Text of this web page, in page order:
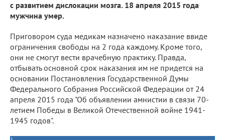
с развитием дислокации мозга. 18 апреля 2015 года
мужчина умер.
Приговором суда медикам назначено наказание ввиде
ограничения свободы на 2 года каждому. Кроме того,
они не смогут вести врачебную практику. Правда,
отбывать основной срок наказания им не придется на
основании Постановления Государственной Думы
Федерального Собрания Российской Федерации от 24
апреля 2015 года "Об объявлении амнистии в связи 70-
летием Победы в Великой Отечественной войне 1941-
1945 годов".